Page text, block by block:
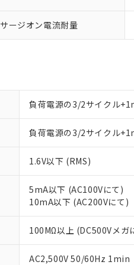
サージオン電流耐量
負荷電源の3/2サイクル
負荷電源の3/2サイクル
1.6V以下 (RMS)
5mA以下 (AC100Vにて)
10mA以下 (AC200Vにて)
100MΩ以上 (DC500Vメガ
AC2,500V 50/60Hz 1min
在庫状況お
正式な納期
す。
マイパーツ
ている必要
お客様が当
が、当社の
※当社の共同
いる法人を
ル（DBP） 1000ppm
但し、RoHS指令で産
フタル酸エステル類の
※3 非含有証明
EU RoHS指令（
51物質の非含有証
※本証明書は発行
また、RoHS指令
混在することから
り割愛しております
DBP(フタル酸ジブチル
「ｅ」：有害物質
「10」：通常の使
味します。
「－」：未確認で
当社は貴社
置等に一切
○ 一定数
白